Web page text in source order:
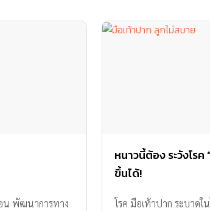
น พัฒนาการทาง
หนาวนี้ต้อง ระวังโรค
ขึ้นได้!
โรค มือเท้าปาก ระบาด